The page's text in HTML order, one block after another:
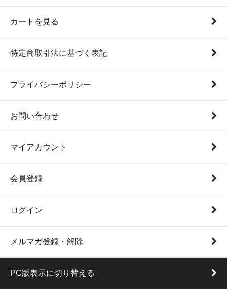
カートを見る
特定商取引法に基づく表記
プライバシーポリシー
お問い合わせ
マイアカウント
会員登録
ログイン
メルマガ登録・解除
PC版表示に切り替える